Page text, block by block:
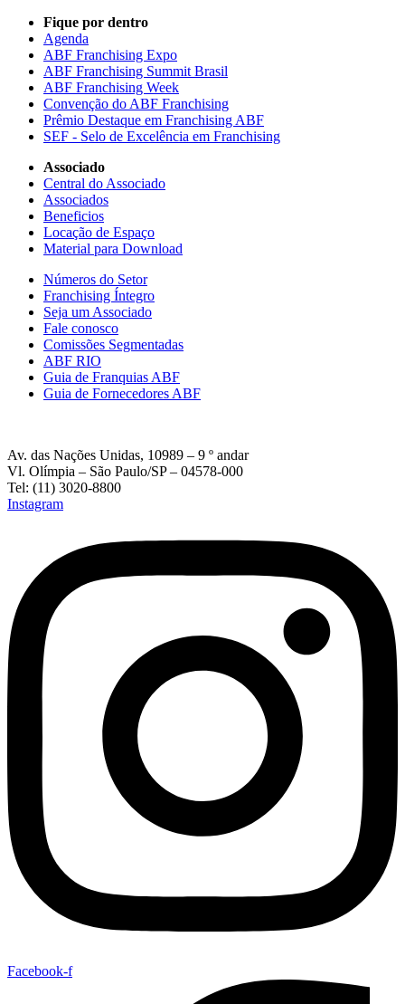
Fique por dentro
Agenda
ABF Franchising Expo
ABF Franchising Summit Brasil
ABF Franchising Week
Convenção do ABF Franchising
Prêmio Destaque em Franchising ABF
SEF - Selo de Excelência em Franchising
Associado
Central do Associado
Associados
Beneficios
Locação de Espaço
Material para Download
Números do Setor
Franchising Íntegro
Seja um Associado
Fale conosco
Comissões Segmentadas
ABF RIO
Guia de Franquias ABF
Guia de Fornecedores ABF
Av. das Nações Unidas, 10989 – 9 º andar
Vl. Olímpia – São Paulo/SP – 04578-000
Tel: (11) 3020-8800
Instagram
Facebook-f